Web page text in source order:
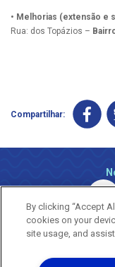
• Melhorias (extensão e
Rua: dos Topázios –
Compartilhar:
By clicking “Accept
cookies on your
site usage, and